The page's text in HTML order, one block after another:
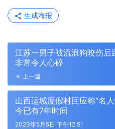
生成海报
江苏一男子被流浪狗咬伤
非常令人心碎
上一篇
山西运城度假村回应称“名
今已有7年时间
2023年5月5日 下午12:51